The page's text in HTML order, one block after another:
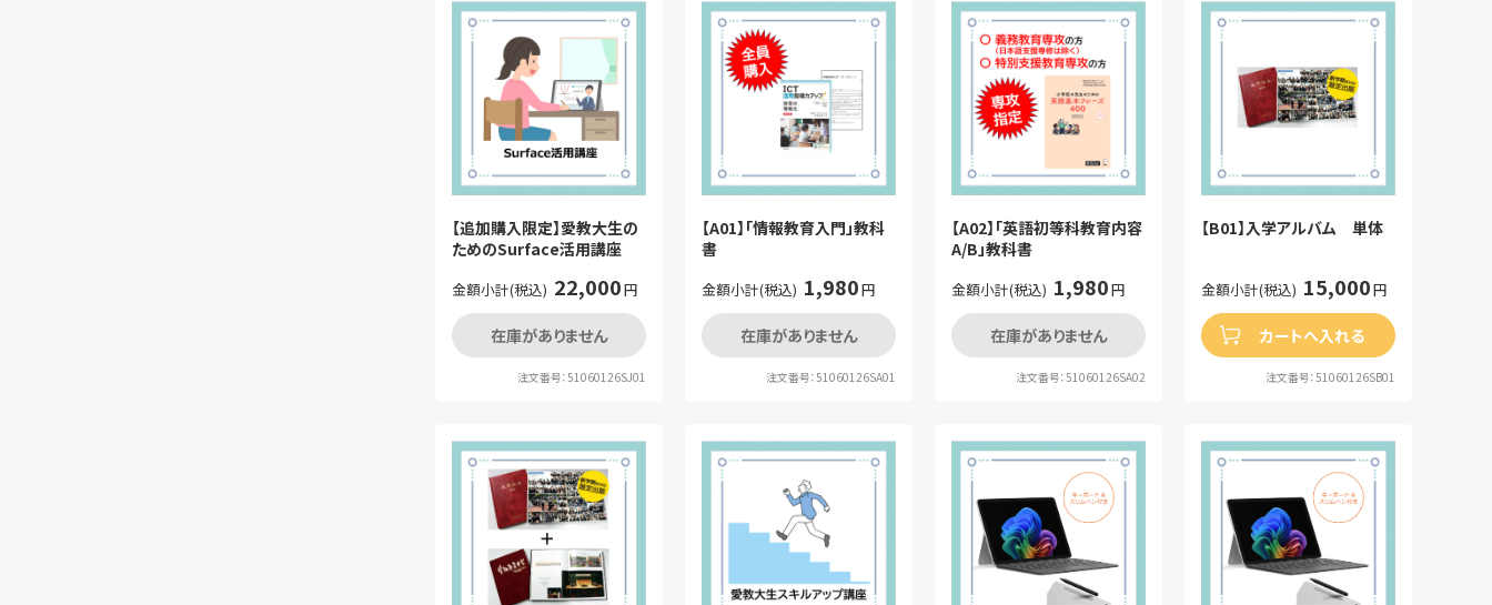
【追加購入限定】愛教大生の
ためのSurface活用講座
金額小計(税込) 22,000円
在庫がありません
注文番号：51060126SJ01
【A01】「情報教育入門」教科
書
金額小計(税込) 1,980円
在庫がありません
注文番号：51060126SA01
【A02】「英語初等科教育内容
A/B」教科書
金額小計(税込) 1,980円
在庫がありません
注文番号：51060126SA02
【B01】入学アルバム 単体
金額小計(税込) 15,000円
カートへ入れる
注文番号：51060126SB01